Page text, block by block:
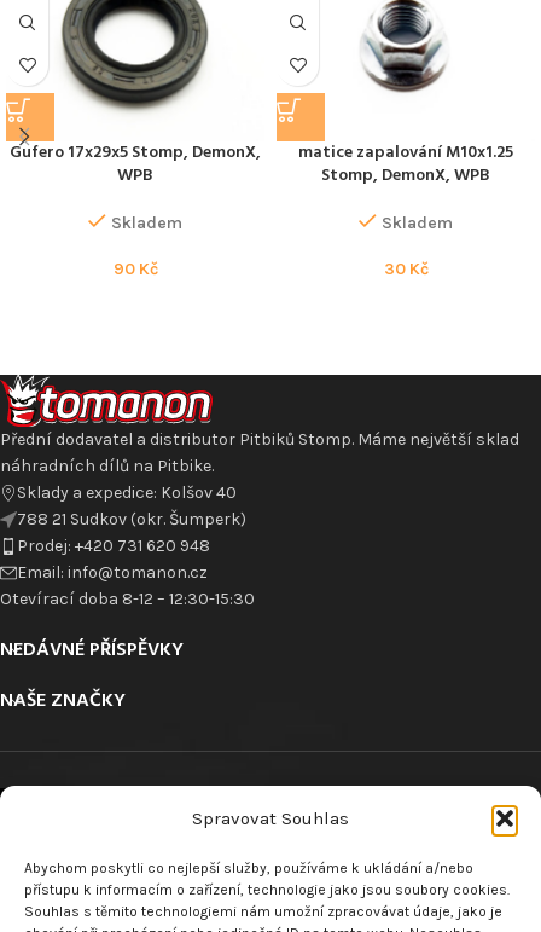
Spravovat Souhlas
Abychom poskytli co nejlepší služby, používáme k ukládání a/nebo
přístupu k informacím o zařízení, technologie jako jsou soubory cookies.
Souhlas s těmito technologiemi nám umožní zpracovávat údaje, jako je
Gufero 17x29x5 Stomp, DemonX,
WPB
Skladem
90 Kč
matice zapalování M10x1.25
Stomp, DemonX, WPB
Skladem
30 Kč
Přední dodavatel a distributor Pitbiků Stomp. Máme největší sklad
náhradních dílů na Pitbike.
Sklady a expedice: Kolšov 40
788 21 Sudkov (okr. Šumperk)
Prodej: +420 731 620 948
Email: info@tomanon.cz
Otevírací doba 8-12 – 12:30-15:30
NEDÁVNÉ PŘÍSPĚVKY
NAŠE ZNAČKY
ODKAZY